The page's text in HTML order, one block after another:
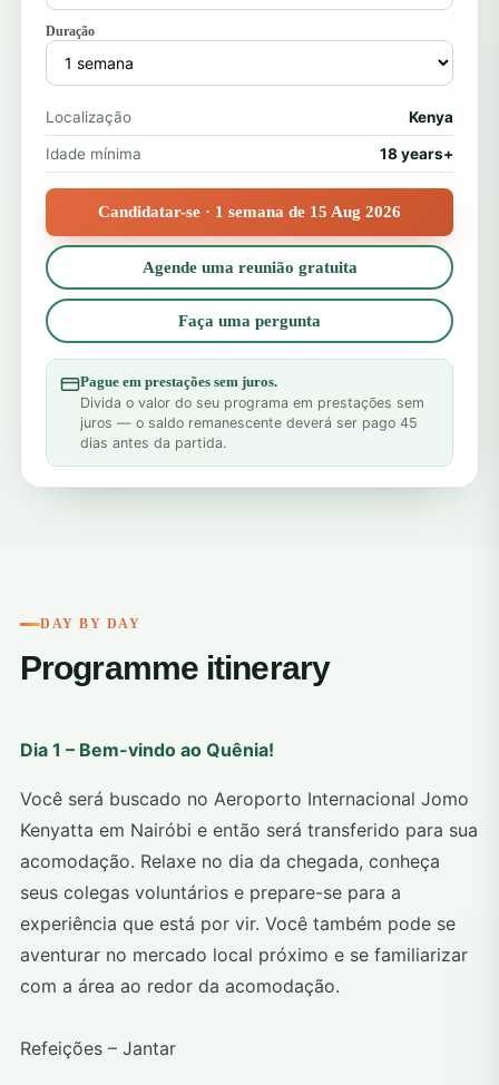
Duração
Localização Kenya
Idade mínima 18 years+
Candidatar-se · 1 semana de 15 Aug 2026
Agende uma reunião gratuita
Faça uma pergunta
Pague em prestações sem juros.
Divida o valor do seu programa em prestações sem
juros — o saldo remanescente deverá ser pago 45
dias antes da partida.
DAY BY DAY
Programme itinerary
Dia 1 – Bem-vindo ao Quênia!
Você será buscado no Aeroporto Internacional Jomo
Kenyatta em Nairóbi e então será transferido para sua
acomodação. Relaxe no dia da chegada, conheça
seus colegas voluntários e prepare-se para a
experiência que está por vir. Você também pode se
aventurar no mercado local próximo e se familiarizar
com a área ao redor da acomodação.
Refeições – Jantar